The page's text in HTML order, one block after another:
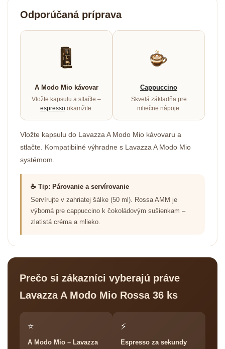
Odporúčaná príprava
A Modo Mio kávovar
Vložte kapsulu a stlačte –
espressookamžite.
Cappuccino
Skvelá základňa pre
mliečne nápoje.
Vložte kapsulu do Lavazza A Modo Mio kávovaru a
stlačte. Kompatibilné výhradne s Lavazza A Modo Mio
systémom.
☕ Tip: Párovanie a servírovanie
Servírujte v zahriatej šálke (50 ml). Rossa AMM je
výborná pre cappuccino k čokoládovým sušienkam –
zlatistá créma a mlieko.
Prečo si zákazníci vyberajú práve
Lavazza A Modo Mio Rossa 36 ks
⭐
A Modo Mio – Lavazza
⚡
Espresso za sekundy